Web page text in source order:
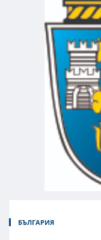
БЪЛГАРИЯ